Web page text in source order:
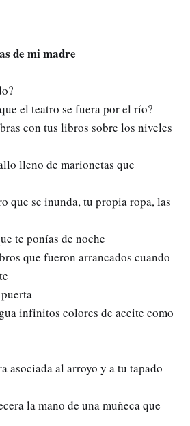
de mi madre
el teatro se fuera por el río?
con tus libros sobre los niveles
lleno de marionetas que
que se inunda, tu propia ropa, las
te ponías de noche
que fueron arrancados cuando
infinitos colores de aceite como
asociada al arroyo y a tu tapado
la mano de una muñeca que